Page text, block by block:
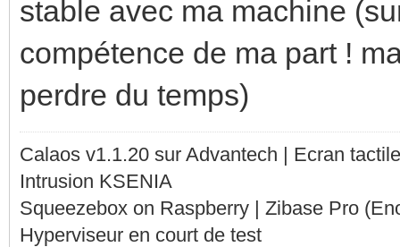
stable avec ma machine
compétence de ma part !
perdre du temps)
Calaos v1.1.20 sur Advantech | Ecran
Intrusion KSENIA
Squeezebox on Raspberry | Zibase Pro
Hyperviseur en court de test